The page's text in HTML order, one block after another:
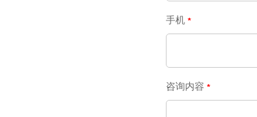
手机
咨询内容